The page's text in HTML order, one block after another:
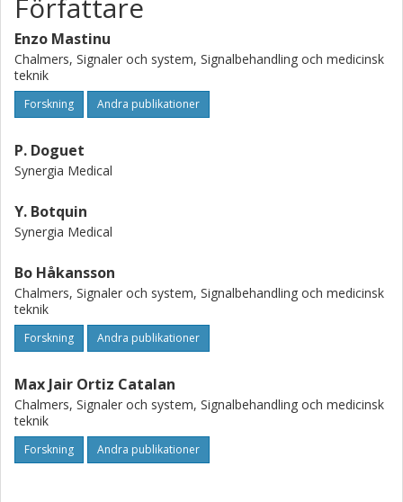
Författare
Enzo Mastinu
Chalmers, Signaler och system, Signalbehandling och medicinsk
teknik
Forskning Andra publikationer
P. Doguet
Synergia Medical
Y. Botquin
Synergia Medical
Bo Håkansson
Chalmers, Signaler och system, Signalbehandling och medicinsk
teknik
Forskning Andra publikationer
Max Jair Ortiz Catalan
Chalmers, Signaler och system, Signalbehandling och medicinsk
teknik
Forskning Andra publikationer